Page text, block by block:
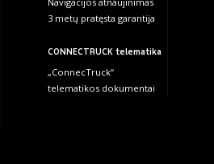
3 metų pratęsta garantija
CONNECTRUCK telematika
„ConnecTruck“
telematikos dokumentai